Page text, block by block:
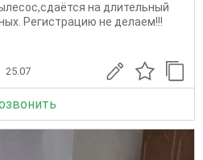
на длительный
Регистрацию не делаем!!!
25.07